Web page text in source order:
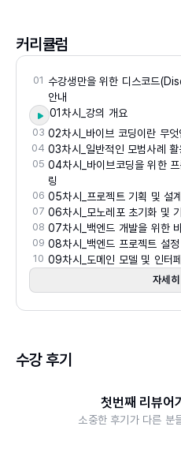
2017 AWS APAC
2탄』『배워서 바로 쓰
전 AWS 워크북』
커리큘럼
01 수강생만을 위한 디스코드
안내
01차시_강의 개요
03 02차시_바이브 코딩이란
04 03차시_일반적인 모범사례
05 04차시_바이브코딩을 위한
링
06 05차시_프로젝트 기획 및 설계
07 06차시_모노레포 초기화 및
08 07차시_백엔드 개발을 위한
09 08차시_백엔드 프로젝트 설정
10 09차시_도메인 모델 및
자세히
수강 후기
첫번째 리뷰어
소중한 후기가 다른 분